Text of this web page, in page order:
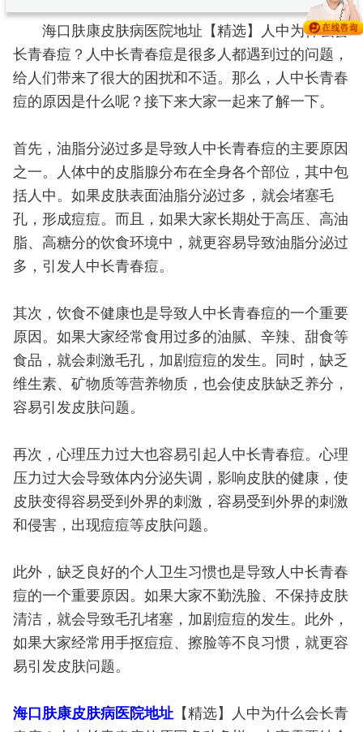
海口肤康皮肤病医院地址【精选】人中为什么会
长青春痘？人中长青春痘是很多人都遇到过的问题，
给人们带来了很大的困扰和不适。那么，人中长青春
痘的原因是什么呢？接下来大家一起来了解一下。
首先，油脂分泌过多是导致人中长青春痘的主要原因
之一。人体中的皮脂腺分布在全身各个部位，其中包
括人中。如果皮肤表面油脂分泌过多，就会堵塞毛
孔，形成痘痘。而且，如果大家长期处于高压、高油
脂、高糖分的饮食环境中，就更容易导致油脂分泌过
多，引发人中长青春痘。
其次，饮食不健康也是导致人中长青春痘的一个重要
原因。如果大家经常食用过多的油腻、辛辣、甜食等
食品，就会刺激毛孔，加剧痘痘的发生。同时，缺乏
维生素、矿物质等营养物质，也会使皮肤缺乏养分，
容易引发皮肤问题。
再次，心理压力过大也容易引起人中长青春痘。心理
压力过大会导致体内分泌失调，影响皮肤的健康，使
皮肤变得容易受到外界的刺激，容易受到外界的刺激
和侵害，出现痘痘等皮肤问题。
此外，缺乏良好的个人卫生习惯也是导致人中长青春
痘的一个重要原因。如果大家不勤洗脸、不保持皮肤
清洁，就会导致毛孔堵塞，加剧痘痘的发生。此外，
如果大家经常用手抠痘痘、擦脸等不良习惯，就更容
易引发皮肤问题。
海口肤康皮肤病医院地址【精选】人中为什么会长青